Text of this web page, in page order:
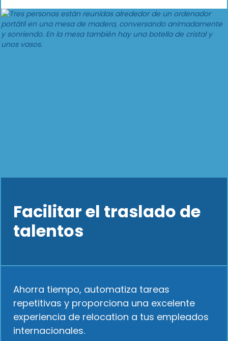
Facilitar el traslado de
talentos
Ahorra tiempo, automatiza tareas
repetitivas y proporciona una excelente
experiencia de relocation a tus empleados
internacionales.